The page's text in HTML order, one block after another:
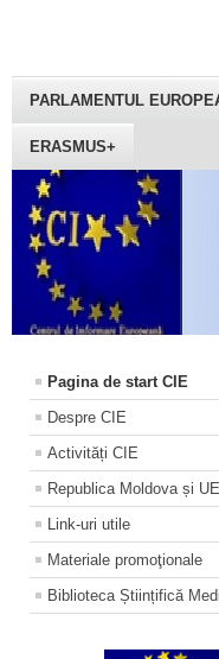
PARLAMENTUL
ERASMUS+
Pagina de start CIE
Despre CIE
Activități CIE
Republica Moldova și UE
Link-uri utile
Materiale promoţionale
Biblioteca Științifică